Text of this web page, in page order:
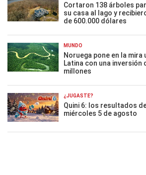
Cortaron 138 árboles
su casa al lago y
de 600.000 dólares
MUNDO
Noruega pone en la
Latina con una inversión
millones
¿JUGASTE?
Quini 6: los resultados
miércoles 5 de agosto